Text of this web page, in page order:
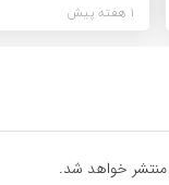
1 هفته پیش
منتشر خواهد شد.